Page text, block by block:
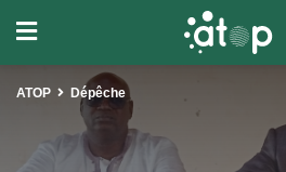
ATOP Dépêche